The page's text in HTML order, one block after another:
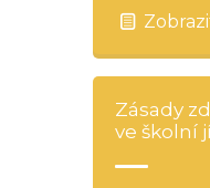
Zásady
ve školní